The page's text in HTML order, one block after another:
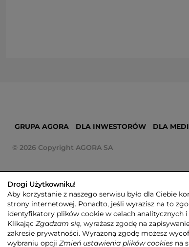
GRUPA AGORA DLA INWESTORÓW DLA
© 2026 Copyright AGORA SA
Drogi Użytkowniku!
Aby korzystanie z naszego serwisu było dla Ciebie
strony internetowej. Ponadto, jeśli wyrazisz na to
identyfikatory plików cookie w celach analitycznych
Klikając Zgadzam się, wyrażasz zgodę na
zakresie prywatności. Wyrażoną zgodę możesz
wybraniu opcji Zmień ustawienia plików cookies na